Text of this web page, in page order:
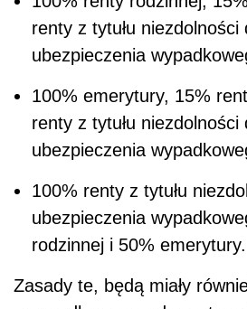
renty z tytułu niezdolności
ubezpieczenia
100% emerytury, 15%
renty z tytułu niezdolności
ubezpieczenia
100% renty z tytułu
ubezpieczenia
rodzinnej i 50% emerytury.
Zasady te, będą miały